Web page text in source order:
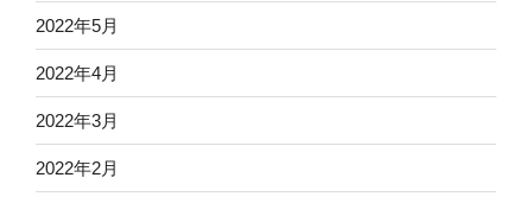
2022年5月
2022年4月
2022年3月
2022年2月